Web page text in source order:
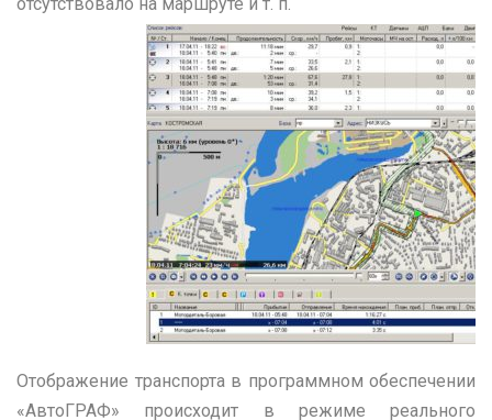
Отображение транспорта в программном обеспечении
«АвтоГРАФ» происходит в режиме реального